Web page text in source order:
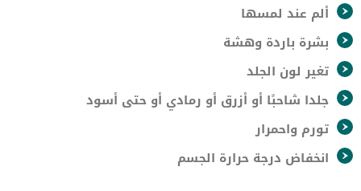
ألم عند لمسها
بشرة باردة وهشة
تغير لون الجلد
جلدا شاحبًا أو أزرق أو رمادي أو حتى أسود
تورم واحمرار
انخفاض درجة حرارة الجسم